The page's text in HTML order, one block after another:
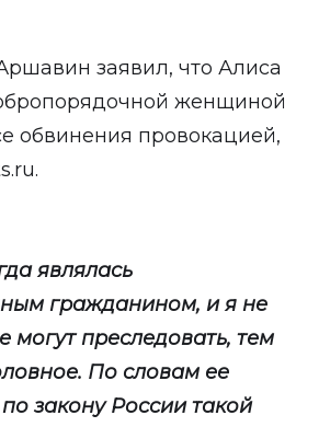
заявил, что Алиса
женщиной
обвинения провокацией,
.
являлась
гражданином, и я не
могут преследовать, тем
По словам ее
закону России такой